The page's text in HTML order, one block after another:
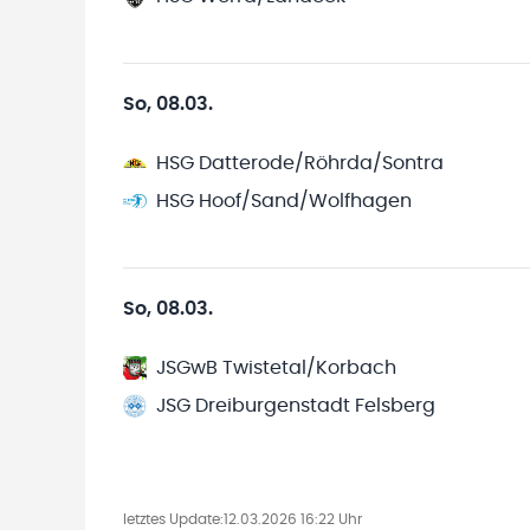
So, 08.03.
HSG Datterode/Röhrda/Sontra
HSG Hoof/Sand/Wolfhagen
So, 08.03.
JSGwB Twistetal/Korbach
JSG Dreiburgenstadt Felsberg
letztes Update:12.03.2026 16:22 Uhr